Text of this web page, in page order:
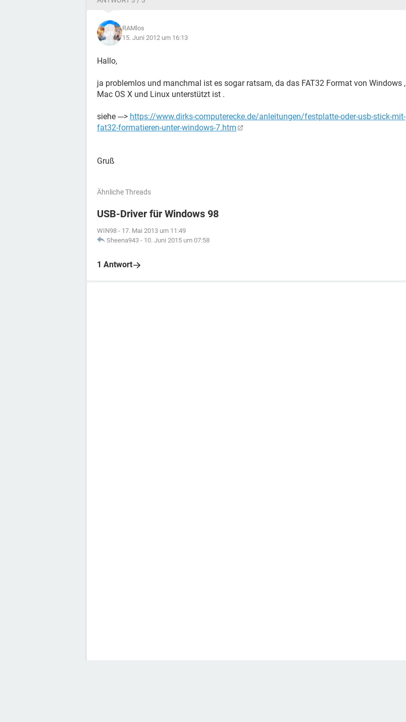
RAMlos
15. Juni 2012 um 16:13
Hallo,
ja problemlos und manchmal ist es sogar ratsam, da das FAT32 Format von Windows ,
Mac OS X und Linux unterstützt ist .
siehe ---> https://www.dirks-computerecke.de/anleitungen/festplatte-oder-usb-stick-mit-
fat32-formatieren-unter-windows-7.htm
Gruß
Ähnliche Threads
USB-Driver für Windows 98
WIN98 - 17. Mai 2013 um 11:49
Sheena943 - 10. Juni 2015 um 07:58
1 Antwort